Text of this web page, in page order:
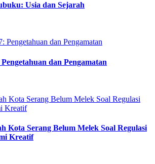
Usia dan Sejarah
dan Pengamatan
Kota Serang Belum Melek Soal Regulasi
Kreatif